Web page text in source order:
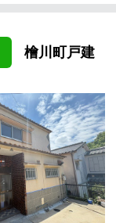
檜川町戸建